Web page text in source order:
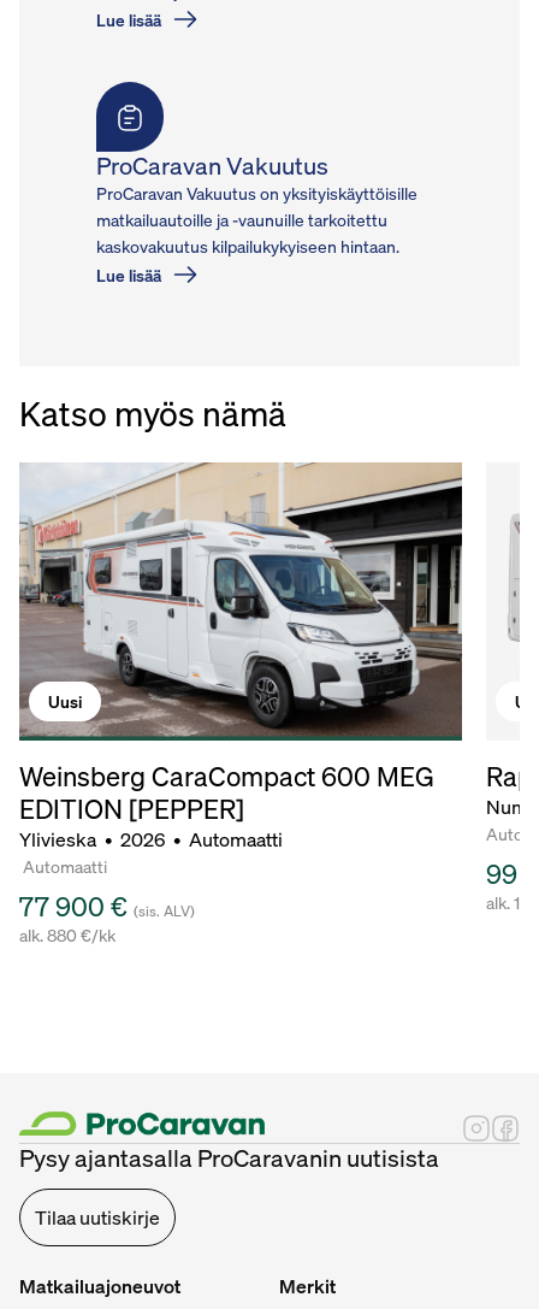
Lue lisää
ProCaravan Vakuutus
ProCaravan Vakuutus on yksityiskäyttöisille
matkailuautoille ja -vaunuille tarkoitettu
kaskovakuutus kilpailukykyiseen hintaan.
Lue lisää
Katso myös nämä
Uusi
Weinsberg CaraCompact 600 MEG
EDITION [PEPPER]
Ylivieska • 2026 • Automaatti
Automaatti
77 900 € (sis. ALV)
alk. 880 €/kk
99
alk.
Pysy ajantasalla ProCaravanin uutisista
Tilaa uutiskirje
Matkailuajoneuvot
Merkit